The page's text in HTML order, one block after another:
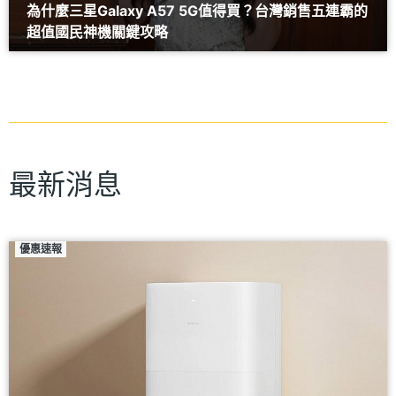
為什麼三星Galaxy A57 5G值得買？台灣銷售五連霸的
超值國民神機關鍵攻略
最新消息
優惠速報